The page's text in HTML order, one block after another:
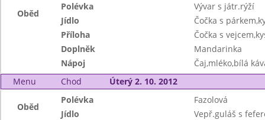
Oběd
Polévka
Vývar s játr.rýží
Jídlo
Čočka s
Příloha
Čočka s
Doplněk
Mandarinka
Nápoj
Čaj,mléko,bílá
Menu
Chod Úterý 2. 10. 2012
Oběd
Polévka
Fazolová
Jídlo
Vepř.guláš s